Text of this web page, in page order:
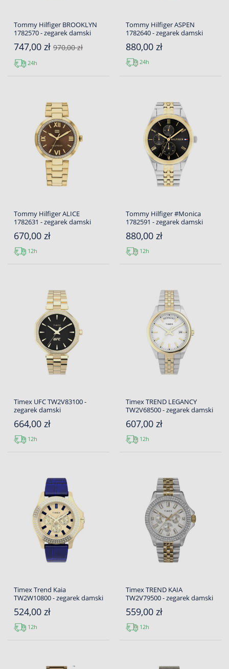
Tommy Hilfiger BROOKLYN
1782570 - zegarek damski
747,00 zł 970,00 zł
24h
Tommy Hilfiger ASPEN
1782640 - zegarek damski
880,00 zł
24h
Tommy Hilfiger ALICE
1782631 - zegarek damski
670,00 zł
12h
Tommy Hilfiger #Monica
1782591 - zegarek damski
880,00 zł
12h
Timex UFC TW2V83100 -
zegarek damski
664,00 zł
12h
Timex TREND LEGANCY
TW2V68500 - zegarek damski
607,00 zł
12h
Timex Trend Kaia
TW2W10800 - zegarek damski
524,00 zł
12h
Timex TREND KAIA
TW2V79500 - zegarek damski
559,00 zł
12h